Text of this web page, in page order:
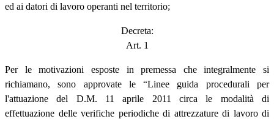
ed ai datori di lavoro operanti nel territorio;
Decreta:
Art. 1
Per le motivazioni esposte in premessa che integralmente si
richiamano, sono approvate le “Linee guida procedurali per
l'attuazione del D.M. 11 aprile 2011 circa le modalità di
effettuazione delle verifiche periodiche di attrezzature di lavoro di